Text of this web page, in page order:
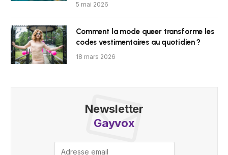
5 mai 2026
Comment la mode queer transforme les
codes vestimentaires au quotidien ?
18 mars 2026
Newsletter
Gayvox